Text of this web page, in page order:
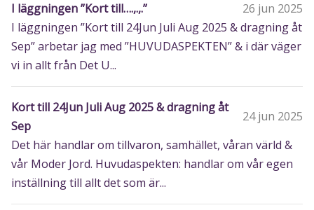
I läggningen ”Kort till….,.,.”
26 jun 2025
I läggningen ”Kort till 24Jun Juli Aug 2025 & dragning åt
Sep” arbetar jag med ”HUVUDASPEKTEN” & i där väger
vi in allt från Det U...
Kort till 24Jun Juli Aug 2025 & dragning åt
Sep
24 jun 2025
Det här handlar om tillvaron, samhället, våran värld &
vår Moder Jord. Huvudaspekten: handlar om vår egen
inställning till allt det som är...